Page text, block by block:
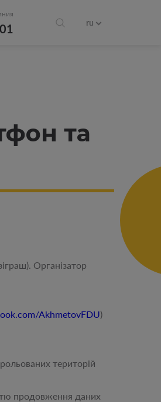
ru
та
Організатор
AkhmetovFDU)
територій
продовження даних